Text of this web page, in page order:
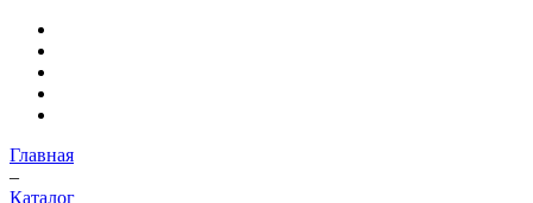
Главная
–
Каталог